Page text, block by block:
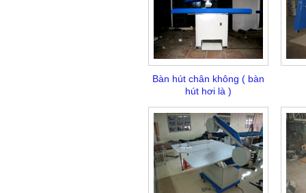
Bàn hút chân không ( bàn
hút hơi là )